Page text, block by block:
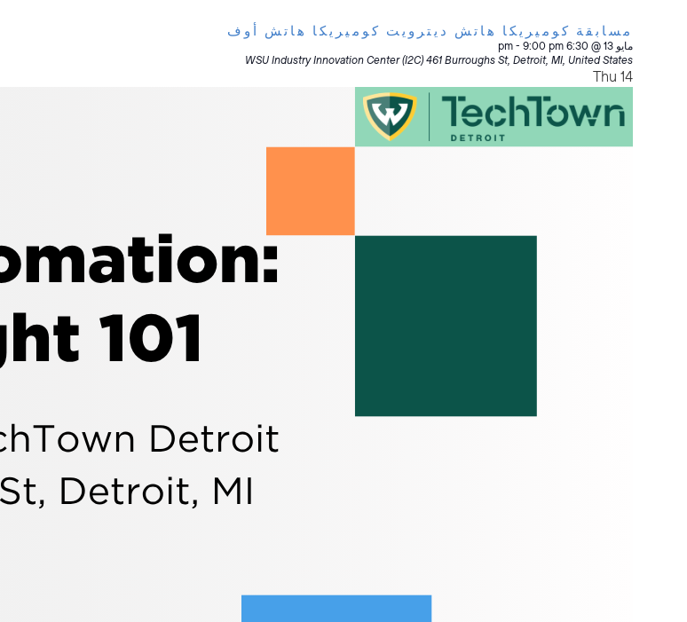
مسابقة كوميريكا هاتش ديترويت كوميريكا هاتش أوف
مايو 13 @ 6:30 pm - 9:00 pm
WSU Industry Innovation Center (I2C)461 Burroughs St, Detroit, MI, United States
Thu 14